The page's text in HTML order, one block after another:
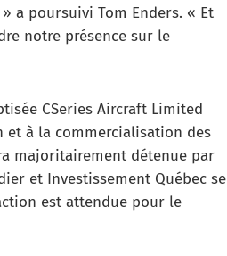
a poursuivi Tom Enders. « Et
notre présence sur le
CSeries Aircraft Limited
et à la commercialisation des
majoritairement détenue par
et Investissement Québec se
est attendue pour le